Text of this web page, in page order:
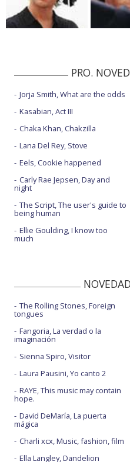
PRO.
Jorja Smith, What are the odds
Kasabian, Act III
Chaka Khan, Chakzilla
Lana Del Rey, Stove
Eels, Cookie happened
Carly Rae Jepsen, Day and
night
The Script, The user's guide to
being human
Ellie Goulding, I know too
much
The Rolling Stones, Foreign
tongues
Fangoria, La verdad o la
imaginación
Sienna Spiro, Visitor
Laura Pausini, Yo canto 2
RAYE, This music may contain
hope.
David DeMaría, La puerta
mágica
Charli xcx, Music, fashion, film
Ella Langley, Dandelion